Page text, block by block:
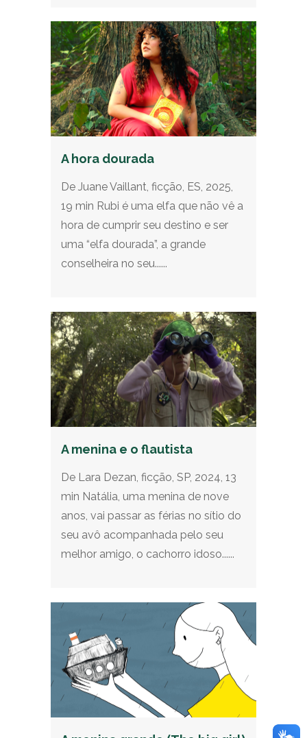
A hora dourada
De Juane Vaillant, ficção, ES, 2025,
19 min Rubi é uma elfa que não vê a
hora de cumprir seu destino e ser
uma “elfa dourada”, a grande
conselheira no seu......
A menina e o flautista
De Lara Dezan, ficção, SP, 2024, 13
min Natália, uma menina de nove
anos, vai passar as férias no sítio do
seu avô acompanhada pelo seu
melhor amigo, o cachorro idoso......